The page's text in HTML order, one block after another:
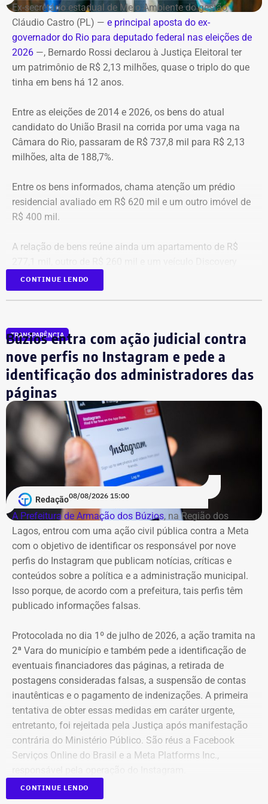
Horário: 20h
Transmissão: Canal Band, BandNews FM e YouTube do
TEMPO REAL
Pré-hora: 19h, com cobertura especial pelo YouTube do
TEMPO REAL
controlar o fogo.
A operação mobilizou cerca de 40 militares, 11 viaturas e
4 unidades operacionais.
Ex-secretário estadual de Meio Ambiente do gestão
Cláudio Castro (PL) — e principal aposta do ex-
governador do Rio para deputado federal nas eleições de
2026 —, Bernardo Rossi declarou à Justiça Eleitoral ter
um patrimônio de R$ 2,13 milhões, quase o triplo do que
tinha em bens há 12 anos.
Entre as eleições de 2014 e 2026, os bens do atual
candidato do União Brasil na corrida por uma vaga na
Câmara do Rio, passaram de R$ 737,8 mil para R$ 2,13
milhões, alta de 188,7%.
Entre os bens informados, chama atenção um prédio
residencial avaliado em R$ 620 mil e um outro imóvel de
R$ 400 mil.
A relação de bens reúne ainda um apartamento de R$
D300, ano 2023, declarado por R$ 330 mil. Também
aparecem na lista cerca de R$ 177 mil em aplicações e
CONTINUE LENDO
TRANSPARÊNCIA
Búzios entra com ação judicial contra
nove perfis no Instagram e pede a
identificação dos administradores das
páginas
Redação08/08/2026 15:00
A Prefeitura de Armação dos Búzios, na Região dos
Lagos, entrou com uma ação civil pública contra a Meta
com o objetivo de identificar os responsável por nove
perfis do Instagram que publicam notícias, críticas e
conteúdos sobre a política e a administração municipal.
Isso porque, de acordo com a prefeitura, tais perfis têm
publicado informações falsas.
Protocolada no dia 1º de julho de 2026, a ação tramita na
2ª Vara do município e também pede a identificação de
eventuais financiadores das páginas, a retirada de
postagens consideradas falsas, a suspensão de contas
inautênticas e o pagamento de indenizações. A primeira
tentativa de obter essas medidas em caráter urgente,
entretanto, foi rejeitada pela Justiça após manifestação
contrária do Ministério Público. São réus a Facebook
Serviços Online do Brasil e a Meta Platforms Inc.,
Os administradores dos perfis não foram incluídos no
CONTINUE LENDO